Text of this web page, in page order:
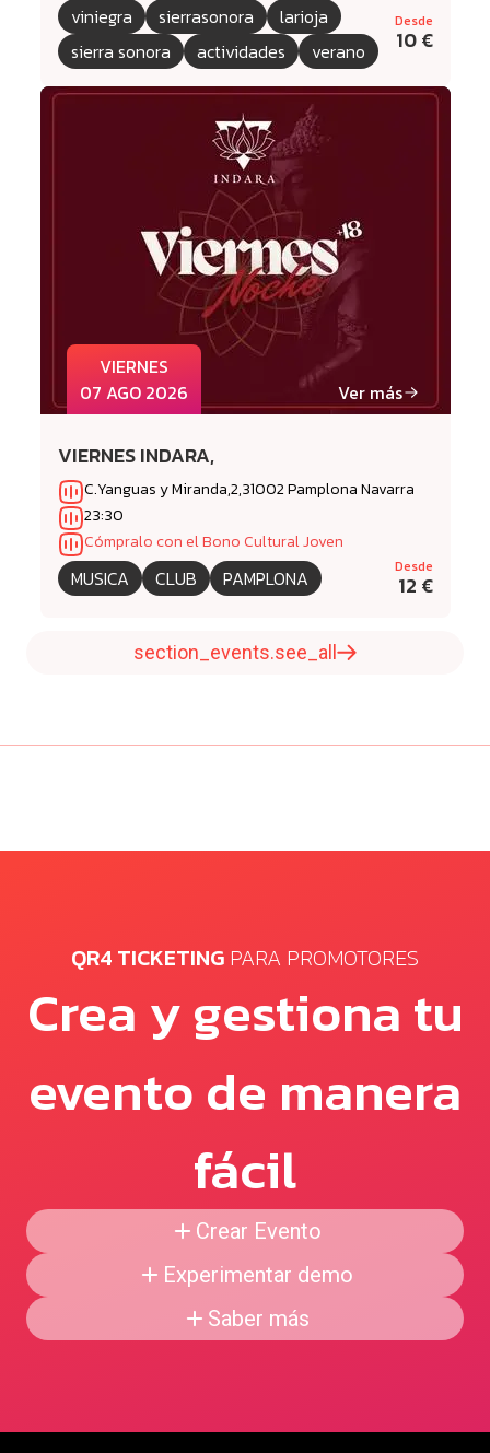
viniegra sierrasonora
larioja
sierra sonora
actividades verano
Desde
10 €
VIERNES
07 AGO 2026
Ver más
VIERNES INDARA,
C.Yanguas y Miranda,2,31002 Pamplona Navarra
23:30
Cómpralo con el Bono Cultural Joven
MUSICA CLUB PAMPLONA Desde
12 €
section_events.see_all
QR4 TICKETING PARA PROMOTORES
Crea y gestiona tu
evento de manera
fácil
Crear Evento
Experimentar demo
Saber más